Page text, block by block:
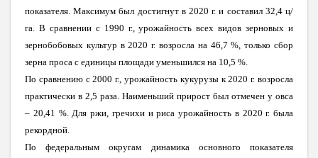
показателя. Максимум был достигнут в 2020 г. и составил 32,4 ц/
га. В сравнении с 1990 г., урожайность всех видов зерновых и
зернобобовых культур в 2020 г. возросла на 46,7 %, только сбор
зерна проса с единицы площади уменьшился на 10,5 %.
По сравнению с 2000 г., урожайность кукурузы к 2020 г. возросла
практически в 2,5 раза. Наименьший прирост был отмечен у овса
– 20,41 %. Для ржи, гречихи и риса урожайность в 2020 г. была
рекордной.
По федеральным округам динамика основного показателя